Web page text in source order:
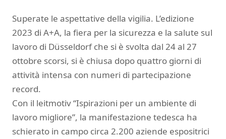
Superate le aspettative della vigilia. L’edizione
2023 di A+A, la fiera per la sicurezza e la salute sul
lavoro di Düsseldorf che si è svolta dal 24 al 27
ottobre scorsi, si è chiusa dopo quattro giorni di
attività intensa con numeri di partecipazione
record.
Con il leitmotiv “Ispirazioni per un ambiente di
lavoro migliore”, la manifestazione tedesca ha
schierato in campo circa 2.200 aziende espositrici